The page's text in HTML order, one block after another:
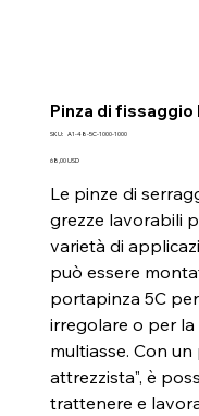
Pinza di fissaggio
SKU: SKU
48-
1000
A1-48-5C-1000-1000
Prezzo
68,00 USD
Le pinze di
grezze lavorabili
varietà di
può essere
portapinza 5C
irregolare o per
multiasse. Con
attrezzista", è
trattenere e